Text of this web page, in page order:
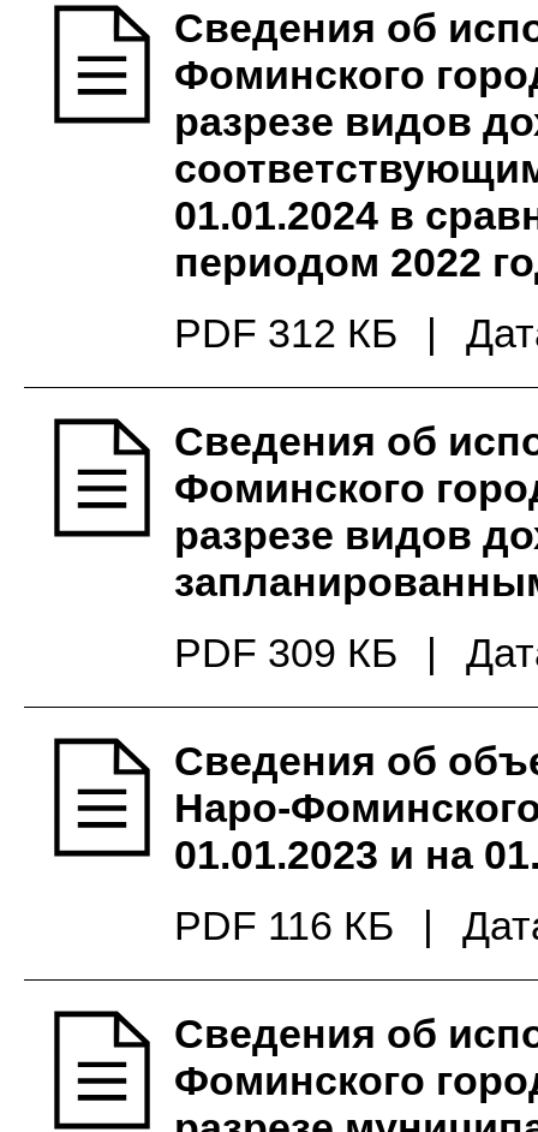
Сведения об
Фоминского
разрезе видов
01.01.2024 в
периодом 2022
PDF 312 КБ
|
Сведения об
Фоминского
разрезе видов
PDF 309 КБ
|
Сведения об
Наро-
01.01.2023 и на
PDF 116 КБ
|
Сведения об
Фоминского